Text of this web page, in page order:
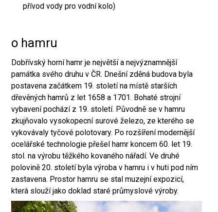
přívod vody pro vodní kolo)
o hamru
Dobřívský horní hamr je největší a nejvýznamnější
památka svého druhu v ČR. Dnešní zděná budova byla
postavena začátkem 19. století na místě starších
dřevěných hamrů z let 1658 a 1701. Bohaté strojní
vybavení pochází z 19. století. Původně se v hamru
zkujňovalo vysokopecní surové železo, ze kterého se
vykovávaly tyčové polotovary. Po rozšíření modernější
ocelářské technologie přešel hamr koncem 60. let 19.
stol. na výrobu těžkého kovaného nářadí. Ve druhé
polovině 20. století byla výroba v hamru i v huti pod ním
zastavena. Prostor hamru se stal muzejní expozicí,
která slouží jako doklad staré průmyslové výroby.